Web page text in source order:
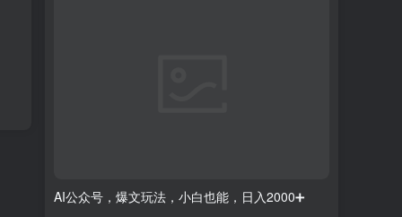
AI公众号，爆文玩法，小白也能，日入2000➕